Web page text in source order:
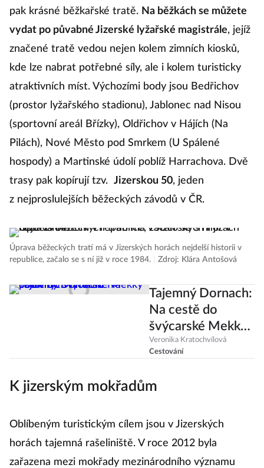
pak krásné běžkařské tratě. Na běžkách se můžete
vydat po půvabné Jizerské lyžařské magistrále, jejíž
značené tratě vedou nejen kolem zimních kiosků,
kde lze nabrat potřebné síly, ale i kolem turisticky
atraktivních míst. Výchozími body jsou Bedřichov
(prostor lyžařského stadionu), Jablonec nad Nisou
(sportovní areál Břízky), Oldřichov v Hájích (Na
Pilách), Nové Město pod Smrkem (U Spálené
hospody) a Martinské údolí poblíž Harrachova. Dvě
trasy pak kopírují tzv. Jizerskou 50, jeden
z nejproslulejších běžeckých závodů v ČR.
Úprava běžeckých tratí má v Jizerských horách nejdelší historii v
republice, začalo se s ní již v roce 1984.
Zdroj: Klára Antošová
Tajemný Dornach:
Na cestě do
švýcarské Mekky
podivných
filozofů
Veronika Kratochvílová
Cestování
K jizerským mokřadům
Oblíbeným turistickým cílem jsou v Jizerských
horách tajemná rašeliniště. V roce 2012 byla
zařazena mezi mokřady mezinárodního významu